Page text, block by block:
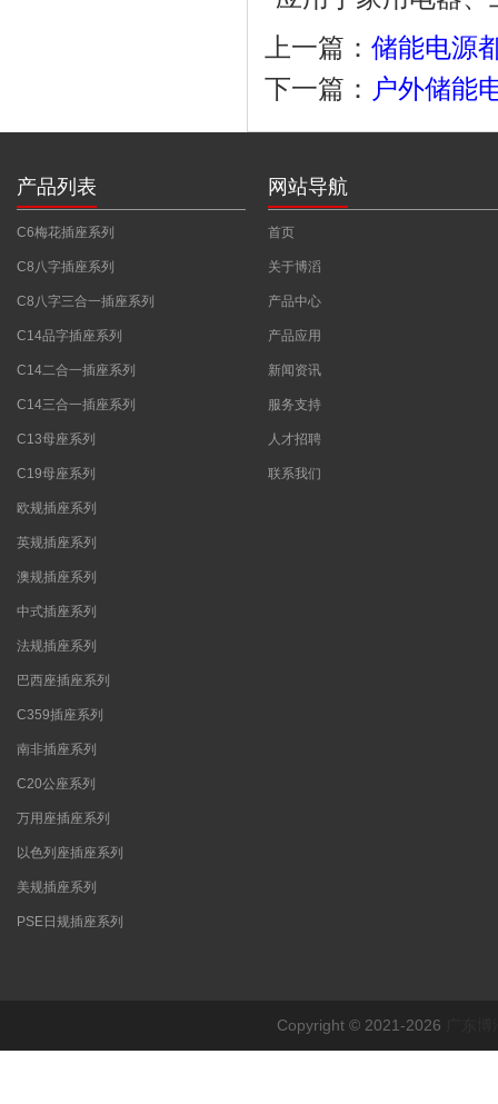
上一篇： 储能电源
下一篇： 户外储能
产品列表
C6梅花插座系列
C8八字插座系列
C8八字三合一插座系列
C14品字插座系列
C14二合一插座系列
C14三合一插座系列
C13母座系列
C19母座系列
欧规插座系列
英规插座系列
澳规插座系列
中式插座系列
法规插座系列
巴西座插座系列
C359插座系列
南非插座系列
C20公座系列
万用座插座系列
以色列座插座系列
美规插座系列
PSE日规插座系列
网站导航
首页
关于博滔
产品中心
产品应用
新闻资讯
服务支持
人才招聘
联系我们
Copyright © 2021-2026